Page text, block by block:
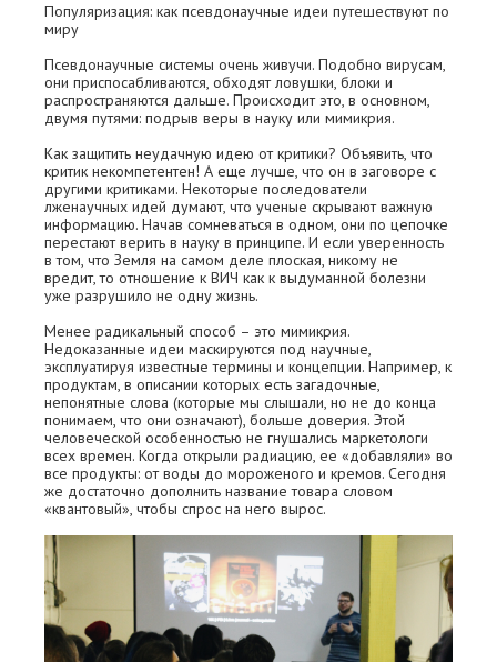
Популяризация: как псевдонаучные идеи путешествуют по
миру
Псевдонаучные системы очень живучи. Подобно вирусам,
они приспосабливаются, обходят ловушки, блоки и
распространяются дальше. Происходит это, в основном,
двумя путями: подрыв веры в науку или мимикрия.
Как защитить неудачную идею от критики? Объявить, что
критик некомпетентен! А еще лучше, что он в заговоре с
другими критиками. Некоторые последователи
лженаучных идей думают, что ученые скрывают важную
информацию. Начав сомневаться в одном, они по цепочке
перестают верить в науку в принципе. И если уверенность
в том, что Земля на самом деле плоская, никому не
вредит, то отношение к ВИЧ как к выдуманной болезни
уже разрушило не одну жизнь.
Менее радикальный способ – это мимикрия.
Недоказанные идеи маскируются под научные,
эксплуатируя известные термины и концепции. Например, к
продуктам, в описании которых есть загадочные,
непонятные слова (которые мы слышали, но не до конца
понимаем, что они означают), больше доверия. Этой
человеческой особенностью не гнушались маркетологи
всех времен. Когда открыли радиацию, ее «добавляли» во
все продукты: от воды до мороженого и кремов. Сегодня
же достаточно дополнить название товара словом
«квантовый», чтобы спрос на него вырос.